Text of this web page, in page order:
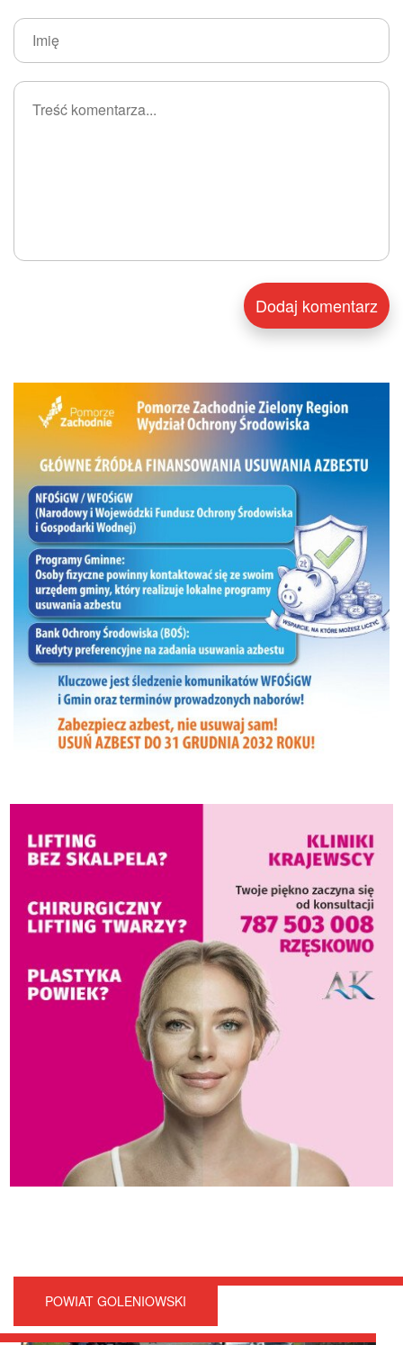
POWIAT GOLENIOWSKI